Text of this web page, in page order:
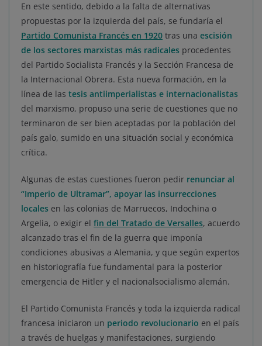
En este sentido, debido a la falta de alternativas
propuestas por la izquierda del país, se fundaría el
Partido Comunista Francés en 1920 tras una escisión
de los sectores marxistas más radicales procedentes
del Partido Socialista Francés y la Sección Francesa de
la Internacional Obrera. Esta nueva formación, en la
línea de las tesis antiimperialistas e internacionalistas
del marxismo, propuso una serie de cuestiones que no
terminaron de ser bien aceptadas por la población del
país galo, sumido en una situación social y económica
crítica.
Algunas de estas cuestiones fueron pedir renunciar al
“Imperio de Ultramar”, apoyar las insurrecciones
locales en las colonias de Marruecos, Indochina o
Argelia, o exigir el fin del Tratado de Versalles, acuerdo
alcanzado tras el fin de la guerra que imponía
condiciones abusivas a Alemania, y que según expertos
en historiografía fue fundamental para la posterior
emergencia de Hitler y el nacionalsocialismo alemán.
El Partido Comunista Francés y toda la izquierda radical
francesa iniciaron un periodo revolucionario en el país
a través de huelgas y manifestaciones, surgiendo